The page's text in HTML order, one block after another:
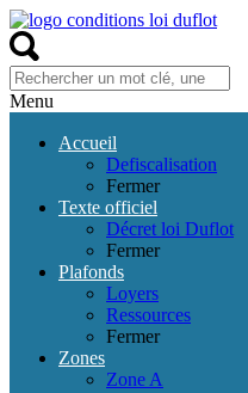
Menu
Accueil
Defiscalisation
Fermer
Texte officiel
Décret loi Duflot
Fermer
Plafonds
Loyers
Ressources
Fermer
Zones
Zone A